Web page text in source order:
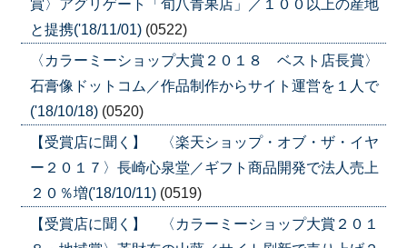
賞〉アグリゲート「旬八青果店」／１００以上の産地
と提携('18/11/01) (0522)
〈カラーミーショップ大賞２０１８ ベスト店長賞〉
石膏像ドットコム／作品制作からサイト運営を１人で
('18/10/18) (0520)
【受賞店に聞く】 〈楽天ショップ・オブ・ザ・イヤ
ー２０１７〉長崎心泉堂／ギフト商品開発で法人売上
２０％増('18/10/11) (0519)
【受賞店に聞く】 〈カラーミーショップ大賞２０１